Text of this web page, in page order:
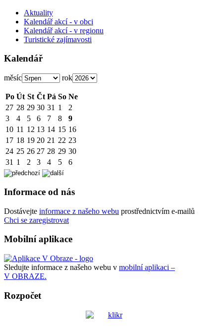
Aktuality
Kalendář akcí - v obci
Kalendář akcí - v regionu
Turistické zajímavosti
Kalendář
měsíc rok
Po Út St Čt Pá So Ne
27 28 29 30 31 1
2
3
4 5 6 7 8
9
10 11 12 13 14 15 16
17 18 19 20 21 22 23
24 25 26 27 28 29 30
31 1 2 3 4 5 6
Informace od nás
Dostávejte informace z našeho webu prostřednictvím e-mailů
Chci se zaregistrovat
Mobilní aplikace
Sledujte informace z našeho webu v mobilní aplikaci –
V OBRAZE.
Rozpočet